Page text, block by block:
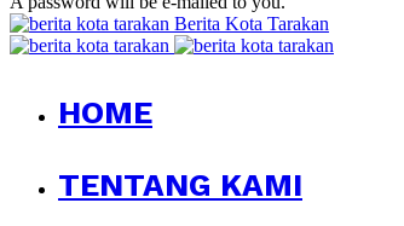
Berita Kota Tarakan
HOME
TENTANG KAMI